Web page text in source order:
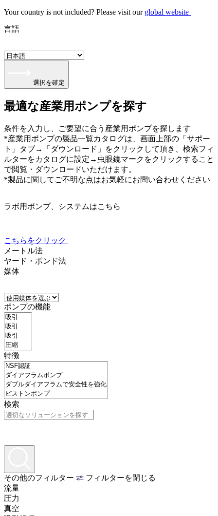
Your country is not included? Please visit our global website
言語
選択を確定
最適な産業用ポンプを探す
条件を入力し、ご要望に合う産業用ポンプを探します
*産業用ポンプの製品一覧カタログは、画面上部の「サポー
ト」タブ→「ダウンロード」をクリックして頂き、検索フィ
ルターをカタログに設定→虫眼鏡マークをクリックすること
で閲覧・ダウンロードいただけます。
*製品に関してご不明な点はお気軽にお問い合わせください
ラボ用ポンプ、システムはこちら
こちらをクリック
メートル法
ヤード・ポンド法
媒体
ポンプの機能
特徴
検索
その他のフィルター
フィルターを閉じる
流量
圧力
真空